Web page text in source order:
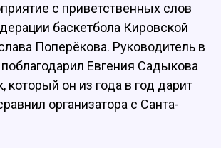
с приветственных слов
баскетбола Кировской
Поперёкова. Руководитель в
Евгения Садыкова
который он из года в год дарит
организатора с Санта-